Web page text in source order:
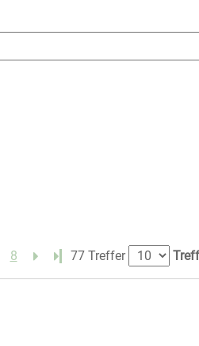
8 Letzte Seite
77 Treffer